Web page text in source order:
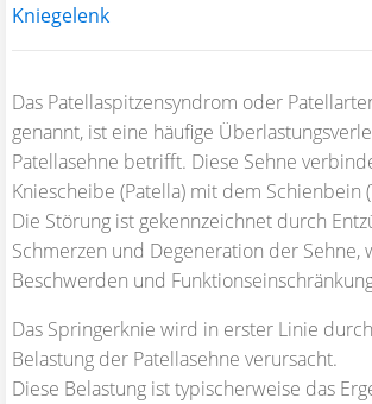
Kniegelenk
Das Patellaspitzensyndrom oder
genannt, ist eine häufige
Patellasehne betrifft. Diese Sehne
Kniescheibe (Patella) mit dem Schienbein
Die Störung ist gekennzeichnet durch
Schmerzen und Degeneration der Sehne,
Beschwerden und
Das Springerknie wird in erster Linie
Belastung der Patellasehne verursacht.
Diese Belastung ist typischerweise das